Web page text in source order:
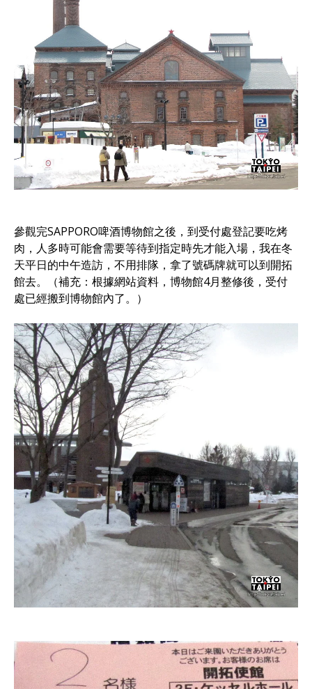
參觀完SAPPORO啤酒博物館之後，到受付處登記要吃烤
肉，人多時可能會需要等待到指定時先才能入場，我在冬
天平日的中午造訪，不用排隊，拿了號碼牌就可以到開拓
館去。（補充：根據網站資料，博物館4月整修後，受付
處已經搬到博物館內了。）